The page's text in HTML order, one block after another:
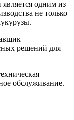
является одним из
не только
решений для
обслуживание.